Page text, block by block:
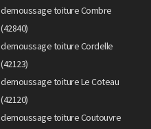
demoussage toiture Combre
(42840)
demoussage toiture Cordelle
(42123)
demoussage toiture Le Coteau
(42120)
demoussage toiture Coutouvre